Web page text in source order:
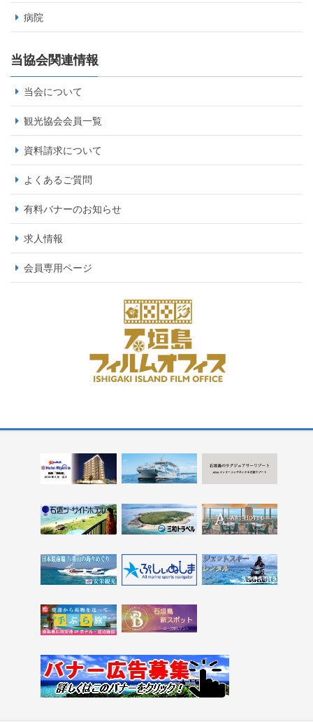
病院
当協会関連情報
当会について
観光協会会員一覧
資料請求について
よくあるご質問
有料バナーのお知らせ
求人情報
会員専用ページ